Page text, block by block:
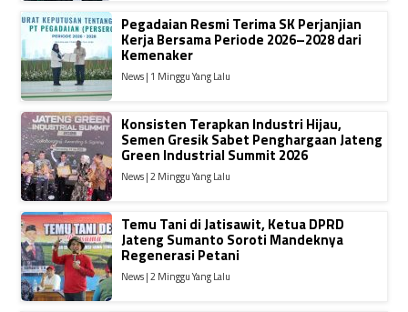
Pegadaian Resmi Terima SK Perjanjian
Kerja Bersama Periode 2026–2028 dari
Kemenaker
News | 1 Minggu Yang Lalu
Konsisten Terapkan Industri Hijau,
Semen Gresik Sabet Penghargaan Jateng
Green Industrial Summit 2026
News | 2 Minggu Yang Lalu
Temu Tani di Jatisawit, Ketua DPRD
Jateng Sumanto Soroti Mandeknya
Regenerasi Petani
News | 2 Minggu Yang Lalu